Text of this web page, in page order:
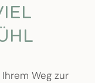
Weg zur